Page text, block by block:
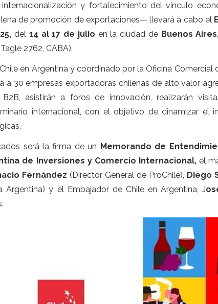
y fortalecimiento del vínculo
de promoción de exportaciones— llevará a cabo el
del 14 al 17 de julio en la ciudad de Buenos
2762, CABA).
en Argentina y coordinado por la Oficina Comercial
a 30 empresas exportadoras chilenas de alto valor
asistirán a foros de innovación, realizarán
internacional, con el objetivo de dinamizar el
será la firma de un Memorando de
de Inversiones y Comercio Internacional,el
Fernández (Director General de ProChile), Diego
Argentina) y el Embajador de Chile en Argentina, J